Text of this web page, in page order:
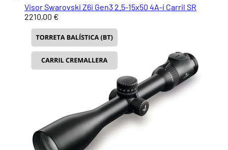
Visor Swarovski Z6i Gen3 2.5-15x50 4A-i Carril SR
2210,00 €